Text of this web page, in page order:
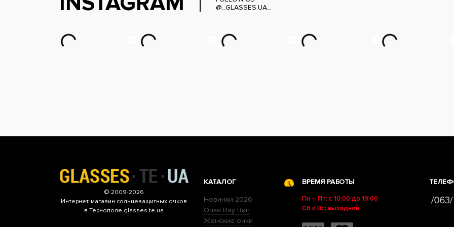
@_GLASSES.UA_
© 2009-2026
Интернет-магазин солнцезащитных очков
в Тернополе glasses.te.ua
КАТАЛОГ
Новинки 2026
Очки Ray Ban
Женские очки
ВРЕМЯ РАБОТЫ
Пн – Пт: с 10:00 до 19:00
Сб и Вс: выходной